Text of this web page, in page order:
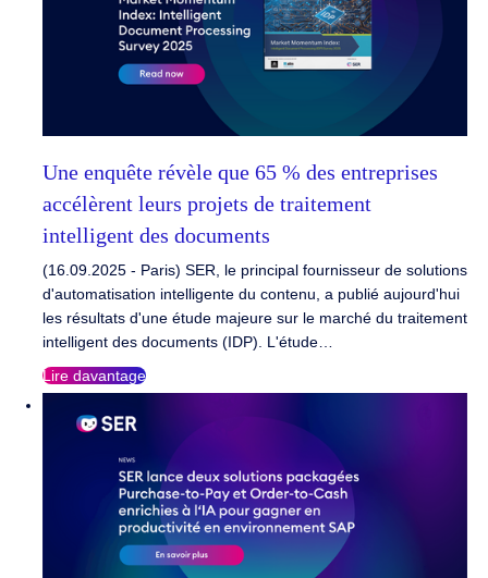
Une enquête révèle que 65 % des entreprises
accélèrent leurs projets de traitement
intelligent des documents
(16.09.2025 - Paris) SER, le principal fournisseur de solutions
d'automatisation intelligente du contenu, a publié aujourd'hui
les résultats d'une étude majeure sur le marché du traitement
intelligent des documents (IDP). L'étude…
Lire davantage